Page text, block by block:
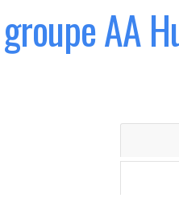
AA